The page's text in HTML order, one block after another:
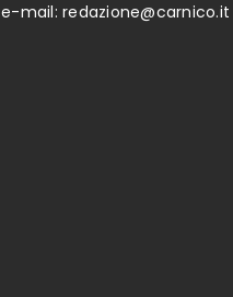
e-mail: redazione@carnico.it